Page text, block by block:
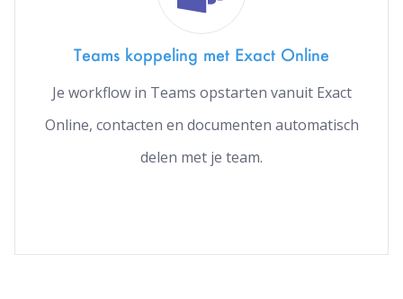
Teams koppeling met Exact Online
Je workflow in Teams opstarten vanuit Exact
Online, contacten en documenten automatisch
delen met je team.